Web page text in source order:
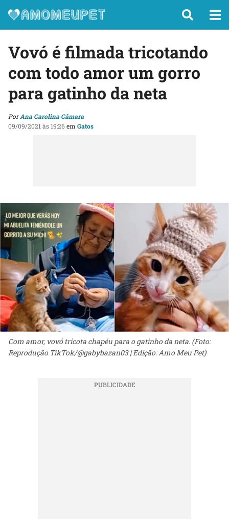
Vovó é filmada tricotando
com todo amor um gorro
para gatinho da neta
PorAna Carolina Câmara
09/09/2021 às 19:26em Gatos
Com amor, vovó tricota chapéu para o gatinho da neta. (Foto:
Reprodução TikTok/@gabybazan03 | Edição: Amo Meu Pet)